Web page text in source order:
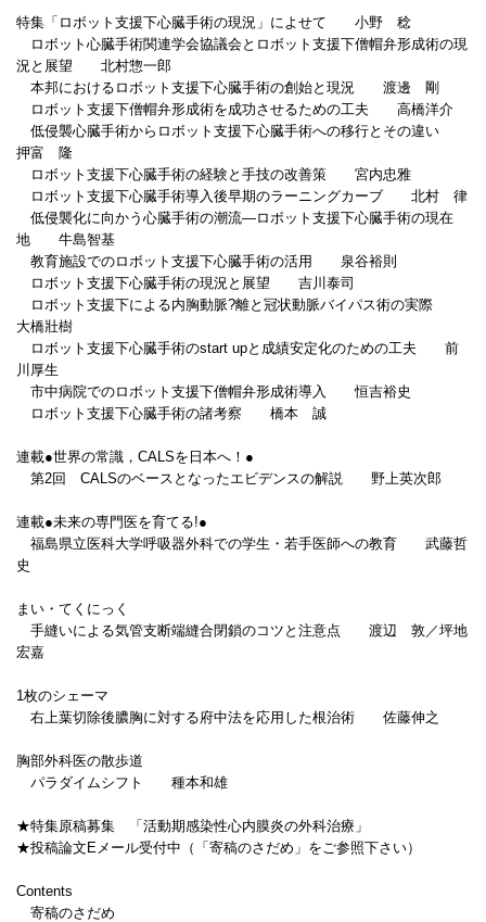
特集「ロボット支援下心臓手術の現況」によせて 小野 稔
ロボット心臓手術関連学会協議会とロボット支援下僧帽弁形成術の現
況と展望 北村惣一郎
本邦におけるロボット支援下心臓手術の創始と現況 渡邊 剛
ロボット支援下僧帽弁形成術を成功させるための工夫 高橋洋介
低侵襲心臓手術からロボット支援下心臓手術への移行とその違い
押富 隆
ロボット支援下心臓手術の経験と手技の改善策 宮内忠雅
ロボット支援下心臓手術導入後早期のラーニングカーブ 北村 律
低侵襲化に向かう心臓手術の潮流―ロボット支援下心臓手術の現在
地 牛島智基
教育施設でのロボット支援下心臓手術の活用 泉谷裕則
ロボット支援下心臓手術の現況と展望 吉川泰司
ロボット支援下による内胸動脈?離と冠状動脈バイパス術の実際
大橋壯樹
ロボット支援下心臓手術のstart upと成績安定化のための工夫 前
川厚生
市中病院でのロボット支援下僧帽弁形成術導入 恒吉裕史
ロボット支援下心臓手術の諸考察 橋本 誠
連載●世界の常識，CALSを日本へ！●
第2回 CALSのベースとなったエビデンスの解説 野上英次郎
連載●未来の専門医を育てる!●
福島県立医科大学呼吸器外科での学生・若手医師への教育 武藤哲
史
まい・てくにっく
手縫いによる気管支断端縫合閉鎖のコツと注意点 渡辺 敦／坪地
宏嘉
1枚のシェーマ
右上葉切除後膿胸に対する府中法を応用した根治術 佐藤伸之
胸部外科医の散歩道
パラダイムシフト 種本和雄
★特集原稿募集 「活動期感染性心内膜炎の外科治療」
★投稿論文Eメール受付中（「寄稿のさだめ」をご参照下さい）
Contents
寄稿のさだめ